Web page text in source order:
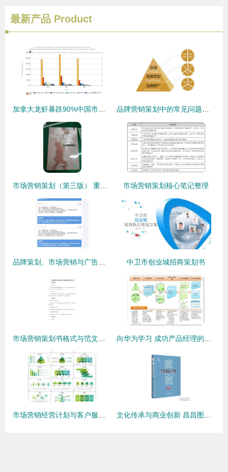
最新产品 Product
市场营销策划核心笔记整理
中卫市创业城招商策划书